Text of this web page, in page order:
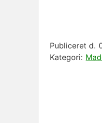
Publiceret d.
Kategori: